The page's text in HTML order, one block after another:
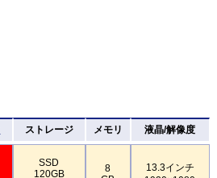
ストレージ メモリ 液晶/解像度
SSD
120GB
8
13.3インチ